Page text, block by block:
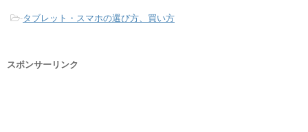
-タブレット・スマホの選び方、買い方
スポンサーリンク